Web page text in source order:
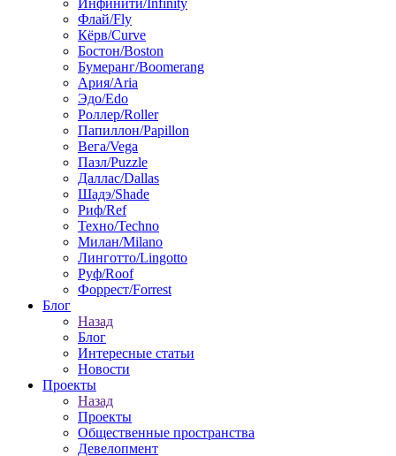
Инфинити/Infinity
Флай/Fly
Кёрв/Curve
Бостон/Boston
Бумеранг/Boomerang
Ария/Aria
Эдо/Edo
Роллер/Roller
Папиллон/Papillon
Вега/Vega
Пазл/Puzzle
Даллас/Dallas
Шадэ/Shade
Риф/Ref
Техно/Techno
Милан/Milano
Линготто/Lingotto
Руф/Roof
Форрест/Forrest
Блог
Назад
Блог
Интересные статьи
Новости
Проекты
Назад
Проекты
Общественные пространства
Девелопмент